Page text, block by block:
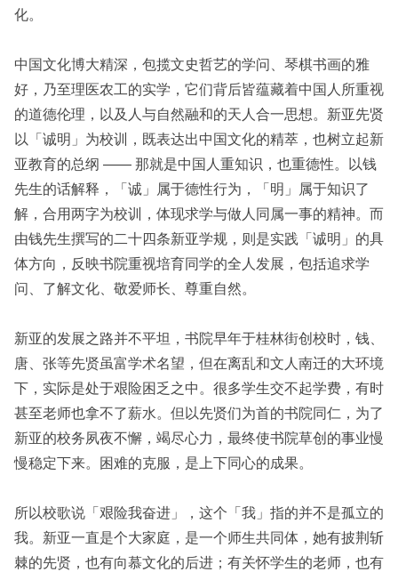
化。
中国文化博大精深，包揽文史哲艺的学问、琴棋书画的雅
好，乃至理医农工的实学，它们背后皆蕴藏着中国人所重视
的道德伦理，以及人与自然融和的天人合一思想。新亚先贤
以「诚明」为校训，既表达出中国文化的精萃，也树立起新
亚教育的总纲 —— 那就是中国人重知识，也重德性。以钱
先生的话解释，「诚」属于德性行为，「明」属于知识了
解，合用两字为校训，体现求学与做人同属一事的精神。而
由钱先生撰写的二十四条新亚学规，则是实践「诚明」的具
体方向，反映书院重视培育同学的全人发展，包括追求学
问、了解文化、敬爱师长、尊重自然。
新亚的发展之路并不平坦，书院早年于桂林街创校时，钱、
唐、张等先贤虽富学术名望，但在离乱和文人南迁的大环境
下，实际是处于艰险困乏之中。很多学生交不起学费，有时
甚至老师也拿不了薪水。但以先贤们为首的书院同仁，为了
新亚的校务夙夜不懈，竭尽心力，最终使书院草创的事业慢
慢稳定下来。困难的克服，是上下同心的成果。
所以校歌说「艰险我奋进」，这个「我」指的并不是孤立的
我。新亚一直是个大家庭，是一个师生共同体，她有披荆斩
棘的先贤，也有向慕文化的后进；有关怀学生的老师，也有